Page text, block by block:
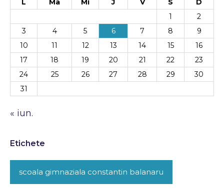
L Ma Mi J V S
D
1
2
3
4 5 6 7 8
9
10
11 12 13 14 15
16
17
18 19 20 21 22
23
24
25 26 27 28 29
30
31
« iun.
Etichete
scoala gimnaziala constantin balanaru